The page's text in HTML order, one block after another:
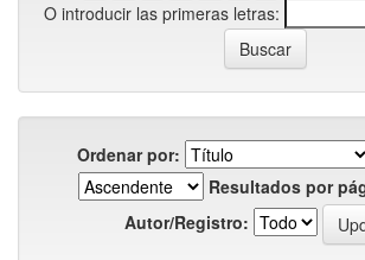
O introducir las primeras letras:
Ordenar por:
Resultados por
Autor/Registro: